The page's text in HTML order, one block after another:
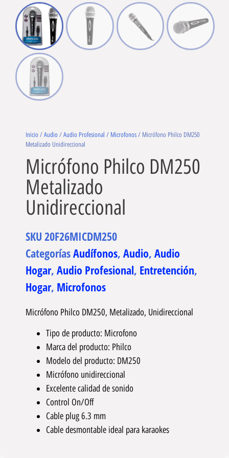
Inicio / Audio / Audio Profesional / Microfonos / Micrófono Philco DM250
Metalizado Unidireccional
Micrófono Philco DM250
Metalizado
Unidireccional
SKU 20F26MICDM250
CategoríasAudífonos, Audio, Audio
Hogar, Audio Profesional, Entretención,
Hogar, Microfonos
Micrófono Philco DM250, Metalizado, Unidireccional
Tipo de producto: Microfono
Marca del producto: Philco
Modelo del producto: DM250
Micrófono unidireccional
Excelente calidad de sonido
Control On/Off
Cable plug 6.3 mm
Cable desmontable ideal para karaokes